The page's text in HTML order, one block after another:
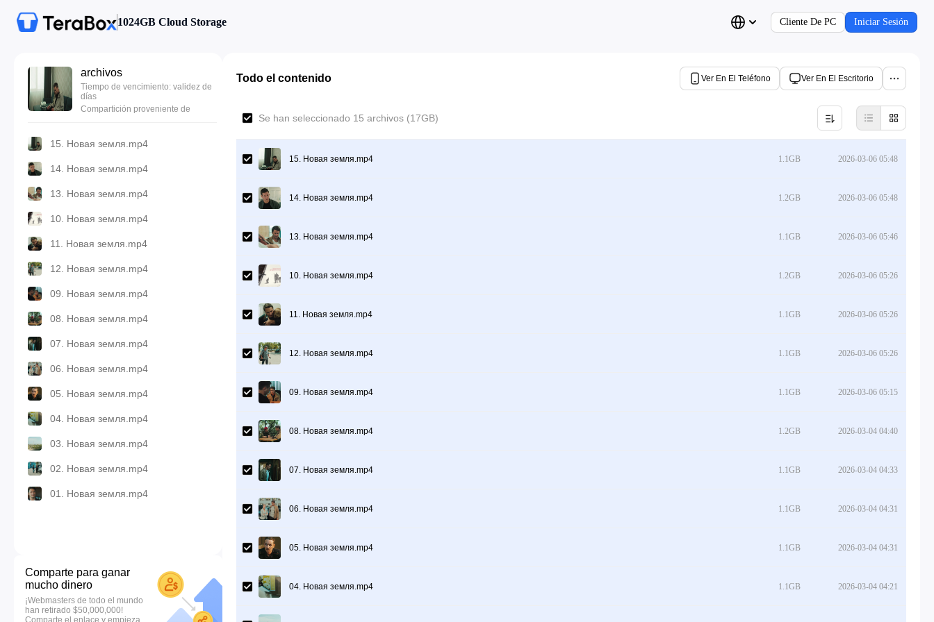
1024GB Cloud Storage Cliente De PC Iniciar Sesión
archivos
Tiempo de vencimiento: validez de
días
Compartición proveniente de
15. Новая земля.mp4
14. Новая земля.mp4
13. Новая земля.mp4
10. Новая земля.mp4
11. Новая земля.mp4
12. Новая земля.mp4
09. Новая земля.mp4
08. Новая земля.mp4
07. Новая земля.mp4
06. Новая земля.mp4
05. Новая земля.mp4
04. Новая земля.mp4
03. Новая земля.mp4
02. Новая земля.mp4
01. Новая земля.mp4
Comparte para ganar
mucho dinero
¡Webmasters de todo el mundo
han retirado $50,000,000!
Comparte el enlace y empieza
Todo el contenido Ver En El Teléfono Ver En El Escritorio
Se han seleccionado 15 archivos (17GB)
15. Новая земля.mp4 1.1GB 2026-03-06 05:48
14. Новая земля.mp4 1.2GB 2026-03-06 05:48
13. Новая земля.mp4 1.1GB 2026-03-06 05:46
10. Новая земля.mp4 1.2GB 2026-03-06 05:26
11. Новая земля.mp4 1.1GB 2026-03-06 05:26
12. Новая земля.mp4 1.1GB 2026-03-06 05:26
09. Новая земля.mp4 1.1GB 2026-03-06 05:15
08. Новая земля.mp4 1.2GB 2026-03-04 04:40
07. Новая земля.mp4 1.1GB 2026-03-04 04:33
06. Новая земля.mp4 1.1GB 2026-03-04 04:31
05. Новая земля.mp4 1.1GB 2026-03-04 04:31
04. Новая земля.mp4 1.1GB 2026-03-04 04:21